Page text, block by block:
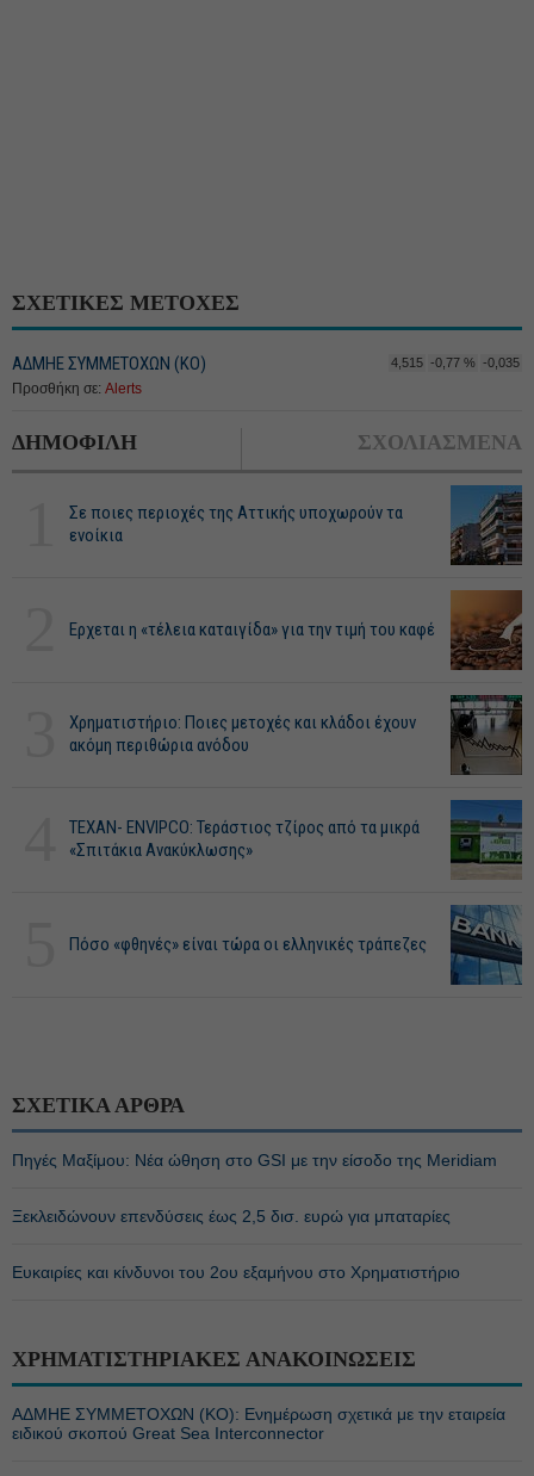
ΣΧΕΤΙΚΕΣ ΜΕΤΟΧΕΣ
ΑΔΜΗΕ ΣΥΜΜΕΤΟΧΩΝ (KO) 4,515 -0,77 % -0,035
Προσθήκη σε: Alerts
ΔΗΜΟΦΙΛΗ ΣΧΟΛΙΑΣΜΕΝΑ
Σε ποιες περιοχές της Αττικής υποχωρούν τα
ενοίκια
Ερχεται η «τέλεια καταιγίδα» για την τιμή του καφέ
Χρηματιστήριο: Ποιες μετοχές και κλάδοι έχουν
ακόμη περιθώρια ανόδου
ΤΕΧΑΝ- ENVIPCO: Τεράστιος τζίρος από τα μικρά
«Σπιτάκια Ανακύκλωσης»
Πόσο «φθηνές» είναι τώρα οι ελληνικές τράπεζες
ΣΧΕΤΙΚΑ ΑΡΘΡΑ
Πηγές Μαξίμου: Νέα ώθηση στο GSI με την είσοδο της Meridiam
Ξεκλειδώνουν επενδύσεις έως 2,5 δισ. ευρώ για μπαταρίες
Ευκαιρίες και κίνδυνοι του 2ου εξαμήνου στο Χρηματιστήριο
ΧΡΗΜΑΤΙΣΤΗΡΙΑΚΕΣ ΑΝΑΚΟΙΝΩΣΕΙΣ
ΑΔΜΗΕ ΣΥΜΜΕΤΟΧΩΝ (KO): Ενημέρωση σχετικά με την εταιρεία
ειδικού σκοπού Great Sea Interconnector